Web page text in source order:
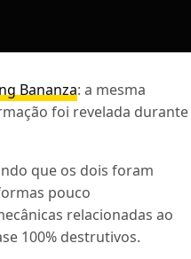
Bananza: a mesma
foi revelada durante
que os dois foram
pouco
relacionadas ao
100% destrutivos.